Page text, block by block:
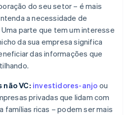
do seu setor – é mais
a necessidade de
parte que tem um interesse
da sua empresa significa
das informações que
VC: investidores-anjo ou
privadas que lidam com
famílias ricas – podem ser mais